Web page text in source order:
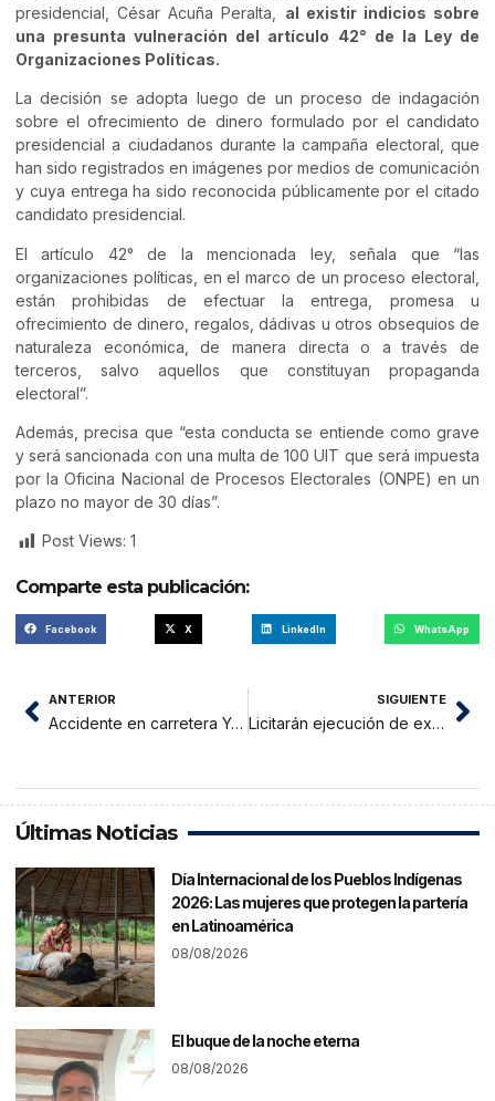
presidencial, César Acuña Peralta, al existir indicios sobre
una presunta vulneración del artículo 42° de la Ley de
Organizaciones Políticas.
La decisión se adopta luego de un proceso de indagación
sobre el ofrecimiento de dinero formulado por el candidato
presidencial a ciudadanos durante la campaña electoral, que
han sido registrados en imágenes por medios de comunicación
y cuya entrega ha sido reconocida públicamente por el citado
candidato presidencial.
El artículo 42° de la mencionada ley, señala que “las
organizaciones políticas, en el marco de un proceso electoral,
están prohibidas de efectuar la entrega, promesa u
ofrecimiento de dinero, regalos, dádivas u otros obsequios de
naturaleza económica, de manera directa o a través de
terceros, salvo aquellos que constituyan propaganda
electoral”.
Además, precisa que “esta conducta se entiende como grave
y será sancionada con una multa de 100 UIT que será impuesta
por la Oficina Nacional de Procesos Electorales (ONPE) en un
plazo no mayor de 30 días”.
Post Views: 1
Comparte esta publicación:
Facebook X LinkedIn WhatsApp
ANTERIOR
Accidente en carretera Yurimaguas-Tarapoto deja un fallecido
SIGUIENTE
Licitarán ejecución de expediente técnico para puente Tarata en Juanjui
Últimas Noticias
Día Internacional de los Pueblos Indígenas
2026: Las mujeres que protegen la partería
en Latinoamérica
08/08/2026
El buque de la noche eterna
08/08/2026